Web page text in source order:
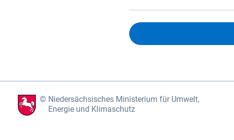
Niedersächsisches Ministerium für Umwelt,
Energie und Klimaschutz